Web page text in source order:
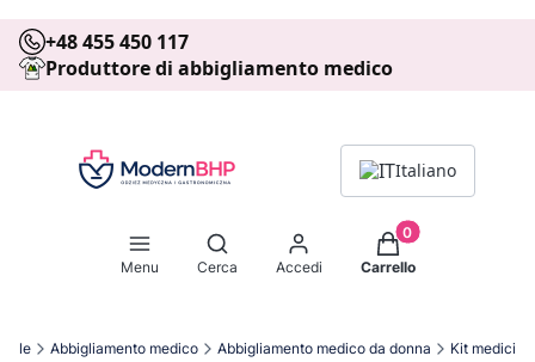
+48 455 450 117
Produttore di abbigliamento medico
Italiano
Menu
Apri motore di ricerca
Cerca Accedi
Prodotti nel
Carrello
Abbigliamento medico Abbigliamento medico da donna Kit medici